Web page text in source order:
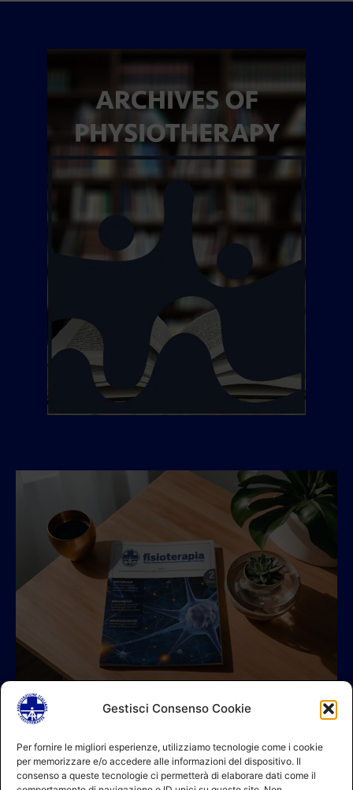
Gestisci Consenso Cookie
Per fornire le migliori esperienze, utilizziamo tecnologie come i cookie
per memorizzare e/o accedere alle informazioni del dispositivo. Il
consenso a queste tecnologie ci permetterà di elaborare dati come il
Contatti
GDPR Informativa (sito)